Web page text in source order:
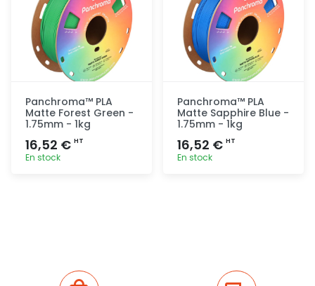
Panchroma™ PLA
Matte Forest Green -
1.75mm - 1kg
16,52 € HT
En stock
Panchroma™ PLA
Matte Sapphire Blue -
1.75mm - 1kg
16,52 € HT
En stock